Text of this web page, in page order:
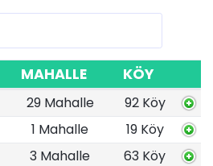
MAHALLE KÖY
29 Mahalle
92 Köy
1 Mahalle
19 Köy
3 Mahalle
63 Köy